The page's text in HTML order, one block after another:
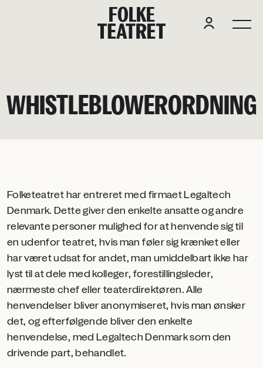
FOLKE
WHISTLEBLOWERORDNING
Folketeatret har entreret med firmaet Legaltech
Denmark. Dette giver den enkelte ansatte og andre
relevante personer mulighed for at henvende sig til
en udenfor teatret, hvis man føler sig krænket eller
har været udsat for andet, man umiddelbart ikke har
lyst til at dele med kolleger, forestillingsleder,
nærmeste chef eller teaterdirektøren. Alle
henvendelser bliver anonymiseret, hvis man ønsker
det, og efterfølgende bliver den enkelte
henvendelse, med Legaltech Denmark som den
drivende part, behandlet.